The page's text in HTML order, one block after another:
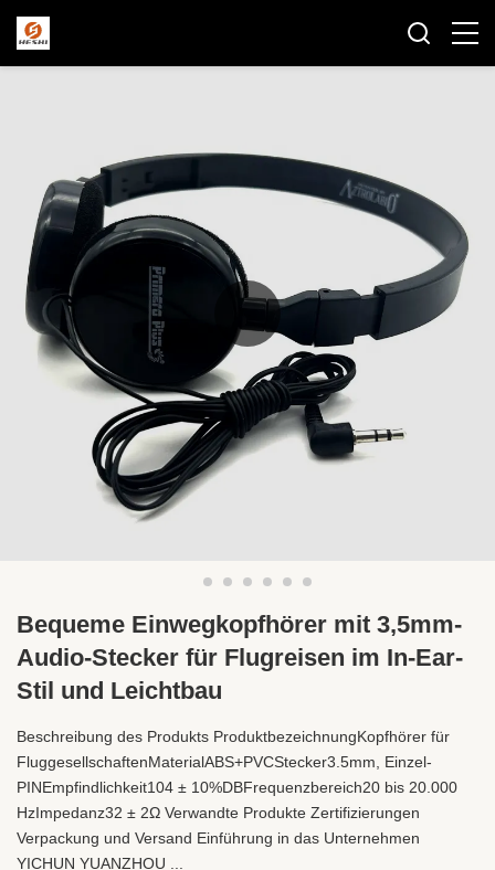
Bequeme Einwegkopfhörer mit 3,5mm-
Audio-Stecker für Flugreisen im In-Ear-
Stil und Leichtbau
Beschreibung des Produkts ProduktbezeichnungKopfhörer für
FluggesellschaftenMaterialABS+PVCStecker3.5mm, Einzel-
PINEmpfindlichkeit104 ± 10%DBFrequenzbereich20 bis 20.000
HzImpedanz32 ± 2Ω Verwandte Produkte Zertifizierungen
Verpackung und Versand Einführung in das Unternehmen
YICHUN YUANZHOU ...